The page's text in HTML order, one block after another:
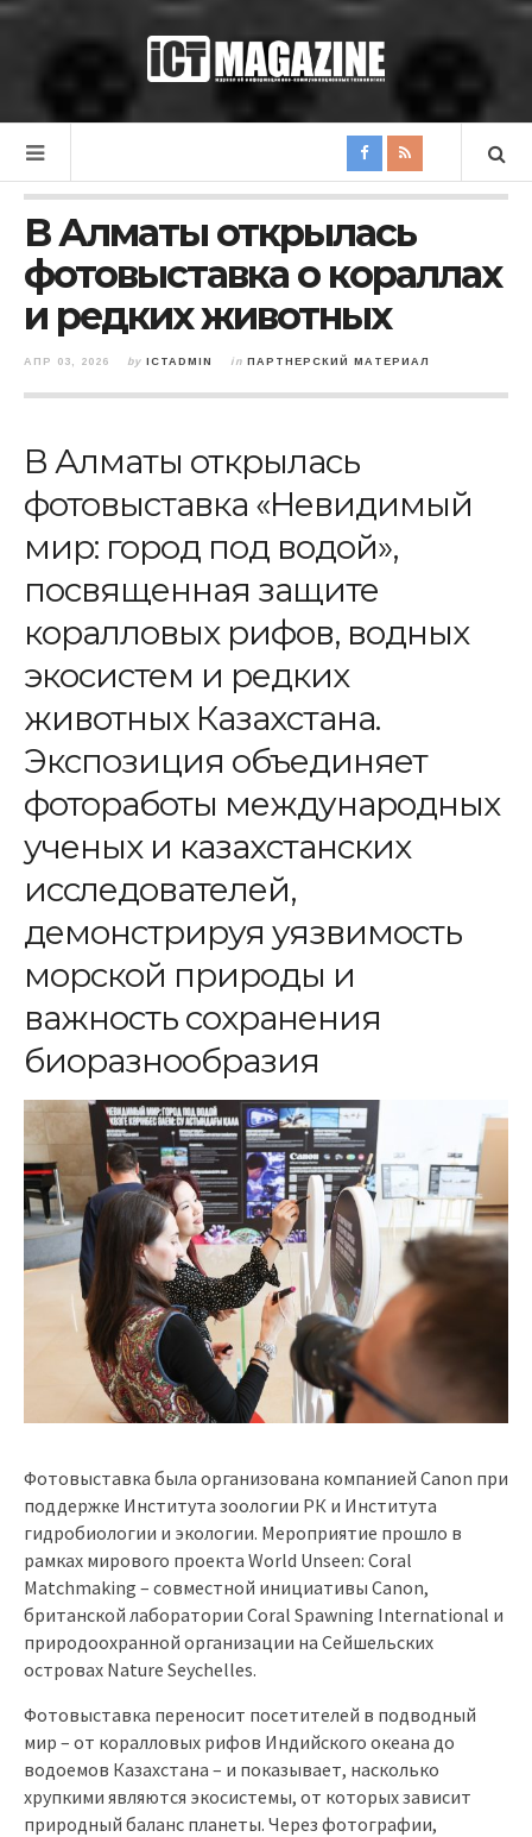
В Алматы открылась
фотовыставка о кораллах
и редких животных
АПР 03, 2026 by ICTADMIN in ПАРТНЕРСКИЙ МАТЕРИАЛ
В Алматы открылась
фотовыставка «Невидимый
мир: город под водой»,
посвященная защите
коралловых рифов, водных
экосистем и редких
животных Казахстана.
Экспозиция объединяет
фотоработы международных
ученых и казахстанских
исследователей,
демонстрируя уязвимость
морской природы и
важность сохранения
биоразнообразия
Фотовыставка была организована компанией Canon при
поддержке Института зоологии РК и Института
гидробиологии и экологии. Мероприятие прошло в
рамках мирового проекта World Unseen: Coral
Matchmaking – совместной инициативы Canon,
британской лаборатории Coral Spawning International и
природоохранной организации на Сейшельских
островах Nature Seychelles.
Фотовыставка переносит посетителей в подводный
мир – от коралловых рифов Индийского океана до
водоемов Казахстана – и показывает, насколько
хрупкими являются экосистемы, от которых зависит
природный баланс планеты. Через фотографии,